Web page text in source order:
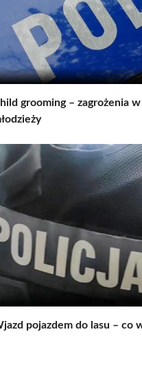
grooming – zagrożenia
pojazdem do lasu – co